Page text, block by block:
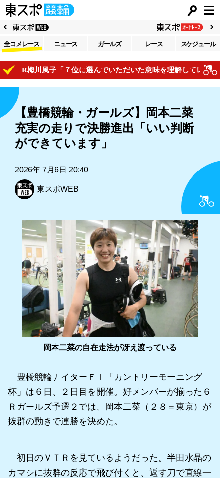
全コメレース ニュース ガールズ レース スケジュール
梅川風子「７位に選んでいただいた意味を理解してレースで自
【豊橋競輪・ガールズ】岡本二菜
充実の走りで決勝進出「いい判断
ができています」
2026年 7月6日 20:40
東スポWEB
岡本二菜の自在走法が冴え渡っている
豊橋競輪ナイターＦⅠ「カントリーモーニング
杯」は６日、２日目を開催。好メンバーが揃った６
Ｒガールズ予選２では、岡本二菜（２８＝東京）が
抜群の動きで連勝を決めた。
初日のＶＴＲを見ているようだった。半田水晶の
カマシに抜群の反応で飛び付くと、返す刀で直線一